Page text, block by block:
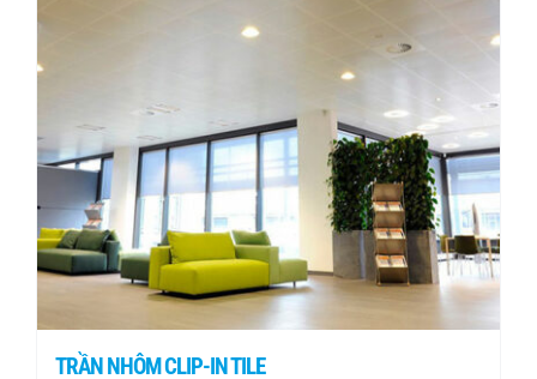
TRẦN NHÔM CLIP-IN TILE